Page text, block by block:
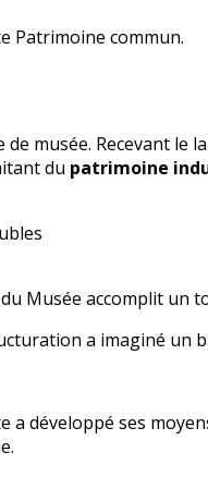
Patrimoine commun.
musée. Recevant le
du patrimoine
Musée accomplit un
a imaginé un
développé ses